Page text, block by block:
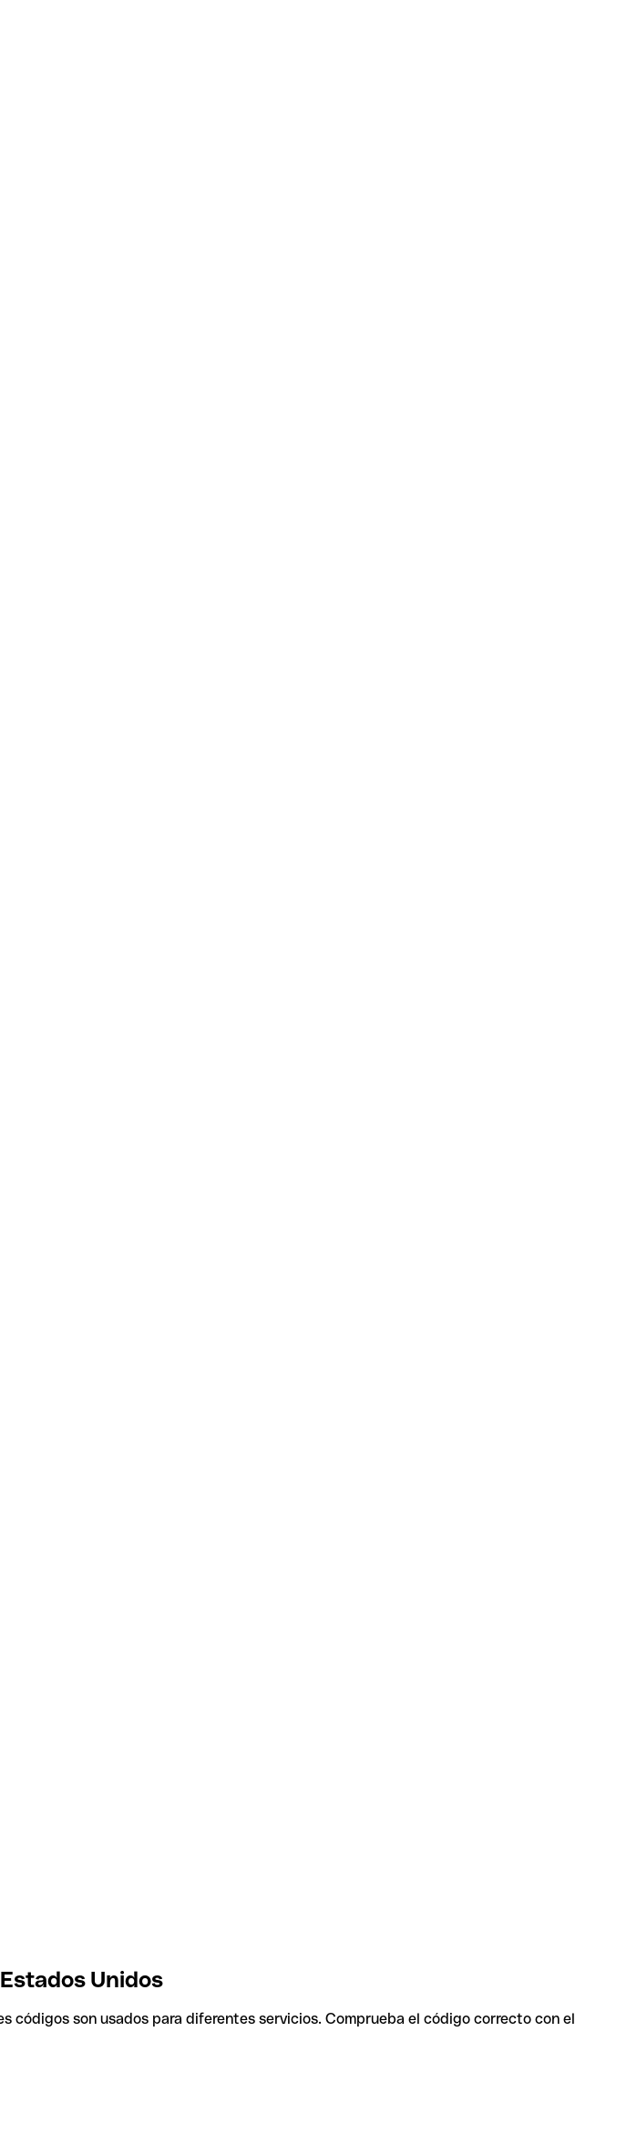
Unidos
códigos son usados para diferentes servicios. Comprueba el código correcto con el